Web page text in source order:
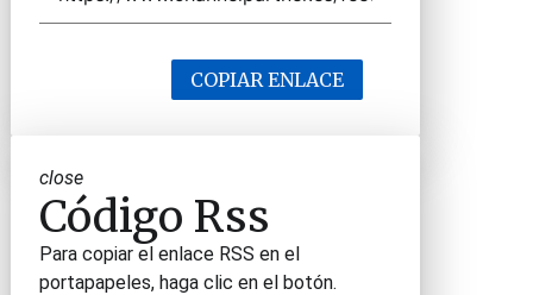
COPIAR ENLACE
close
Código Rss
Para copiar el enlace RSS en el
portapapeles, haga clic en el botón.